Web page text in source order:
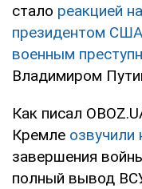
стало реакцией
президентом
военным
Владимиром
Как писал
Кремле озвучили
завершения
полный вывод